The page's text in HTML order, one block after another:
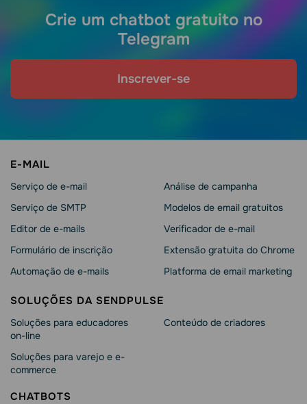
Crie um chatbot gratuito no
Telegram
Inscrever-se
E-MAIL
Serviço de e-mail
Serviço de SMTP
Editor de e-mails
Formulário de inscrição
Automação de e-mails
Análise de campanha
Modelos de email gratuitos
Verificador de e-mail
Extensão gratuita do Chrome
Platforma de email marketing
SOLUÇÕES DA SENDPULSE
Soluções para educadores
on-line
Soluções para varejo e e-
commerce
Conteúdo de criadores
CHATBOTS